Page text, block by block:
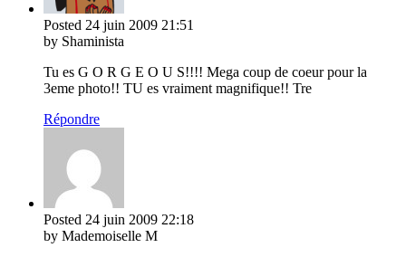
Posted 24 juin 2009 21:51
by Shaminista
Tu es G O R G E O U S!!!! Mega coup de coeur pour la
3eme photo!! TU es vraiment magnifique!! Tre
Répondre
Posted 24 juin 2009 22:18
by Mademoiselle M